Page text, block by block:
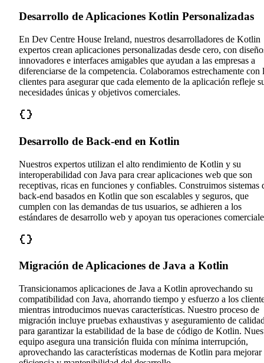
Desarrollo de Aplicaciones Kotlin Personalizadas
En Dev Centre House Ireland, nuestros desarrolladores de Kotlin
expertos crean aplicaciones personalizadas desde cero, con
innovadores e interfaces amigables que ayudan a las empresas a
diferenciarse de la competencia. Colaboramos estrechamente con
clientes para asegurar que cada elemento de la aplicación refleje
necesidades únicas y objetivos comerciales.
Desarrollo de Back-end en Kotlin
Nuestros expertos utilizan el alto rendimiento de Kotlin y su
interoperabilidad con Java para crear aplicaciones web que son
receptivas, ricas en funciones y confiables. Construimos sistemas
back-end basados en Kotlin que son escalables y seguros, que
cumplen con las demandas de tus usuarios, se adhieren a los
estándares de desarrollo web y apoyan tus operaciones
Migración de Aplicaciones de Java a Kotlin
Transicionamos aplicaciones de Java a Kotlin aprovechando su
compatibilidad con Java, ahorrando tiempo y esfuerzo a los
mientras introducimos nuevas características. Nuestro proceso de
migración incluye pruebas exhaustivas y aseguramiento de
para garantizar la estabilidad de la base de código de Kotlin.
equipo asegura una transición fluida con mínima interrupción,
aprovechando las características modernas de Kotlin para mejorar